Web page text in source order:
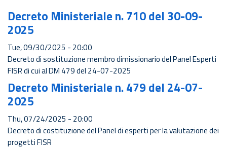
Decreto Ministeriale n. 710 del 30-09-
2025
Tue, 09/30/2025 - 20:00
Decreto di sostituzione membro dimissionario del Panel Esperti
FISR di cui al DM 479 del 24-07-2025
Decreto Ministeriale n. 479 del 24-07-
2025
Thu, 07/24/2025 - 20:00
Decreto di costituzione del Panel di esperti per la valutazione dei
progetti FISR